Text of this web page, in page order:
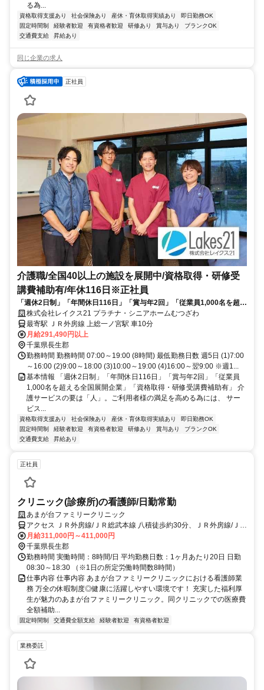
る為...
資格取得支援あり 社会保険あり 産休・育休取得実績あり
即日勤務OK
固定時間制
経験者歓迎 有資格者歓迎 研修あり 賞与あり
ブランクOK
交通費支給
昇給あり
同じ企業の求人
正社員
介護職/全国40以上の施設を展開中/資格取得・研修受
講費補助有/年休116日※正社員
「週休2日制」「年間休日116日」「賞与年2回」「従業員1,000名を超え
る全国展開企業」「資格取得・研修受講費補助有」
株式会社レイクス21 プラチナ・シニアホームむつざわ
最寄駅 ＪＲ外房線 上総一ノ宮駅 車10分
月給291,490円以上
千葉県長生郡
勤務時間 勤務時間 07:00～19:00 (8時間) 最低勤務日数 週5日 (1)7:00
～16:00 (2)9:00～18:00 (3)10:00～19:00 (4)16:00～翌9:00 ※週1...
基本情報 「週休2日制」「年間休日116日」「賞与年2回」「従業員
1,000名を超える全国展開企業」「資格取得・研修受講費補助有」 介
護サービスの要は「人」。ご利用者様の満足を高める為には、 サー
ビス...
資格取得支援あり 社会保険あり 産休・育休取得実績あり
即日勤務OK
固定時間制
経験者歓迎 有資格者歓迎 研修あり 賞与あり
ブランクOK
交通費支給
昇給あり
正社員
クリニック(診療所)の看護師/日勤常勤
あまが台ファミリークリニック
アクセス ＪＲ外房線/ＪＲ総武本線 八積徒歩約30分、ＪＲ外房線/ＪＲ
総武本線 茂原東口徒歩約39分、ＪＲ外房線/ＪＲ総武本線 茂原東口徒
歩約39分
月給311,000円～411,000円
千葉県長生郡
勤務時間 実働時間：8時間/日 平均勤務日数：1ヶ月あたり20日 日勤
08:30～18:30 （※1日の所定労働時間数8時間）
仕事内容 仕事内容 あまが台ファミリークリニックにおける看護師業
務 万全の休暇制度◎健康に活躍しやすい環境です！ 充実した福利厚
生が魅力のあまが台ファミリークリニック。同クリニックでの医療費
全額補助...
固定時間制 交通費全額支給 経験者歓迎 有資格者歓迎
業務委託